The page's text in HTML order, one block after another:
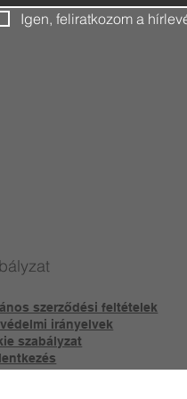
Igen, feliratkozom a
szerződési feltételek
irányelvek
szabályzat